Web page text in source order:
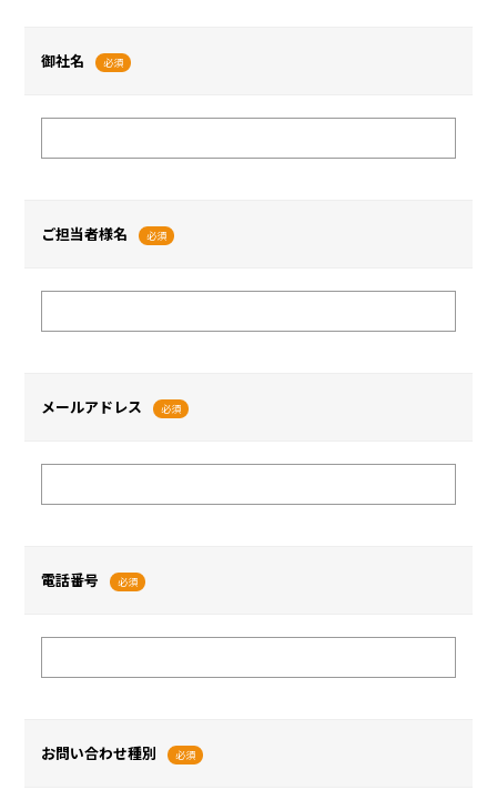
御社名 必須
ご担当者様名 必須
メールアドレス 必須
電話番号 必須
お問い合わせ種別 必須